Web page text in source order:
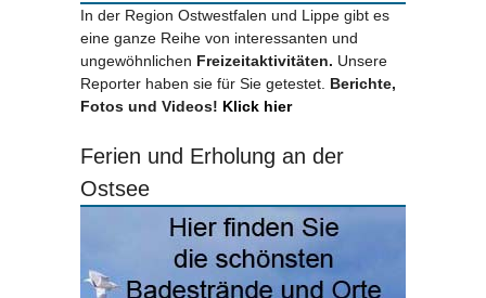
In der Region Ostwestfalen und Lippe gibt es
eine ganze Reihe von interessanten und
ungewöhnlichen Freizeitaktivitäten. Unsere
Reporter haben sie für Sie getestet. Berichte,
Fotos und Videos! Klick hier
Ferien und Erholung an der
Ostsee